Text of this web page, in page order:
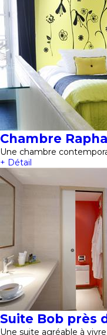
Chambre
Une chambre
+ Détail
Suite Bob près
Une suite agréable à